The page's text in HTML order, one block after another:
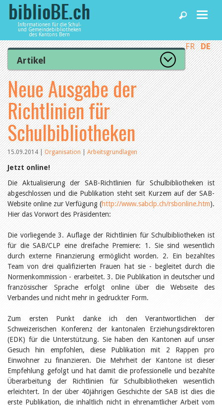
Informationen für die Schul-
und Gemeindebibliotheken
des Kantons Bern
Home
News und Fachbeiträge
Bibliotheken
Agenda
Dienstleistungen
biblioBE nutzen
FR DE
Artikel
Zur Artikelübersicht
Lesenswert
Gut bewertet
Kategorien
Aus dem Amt für Kultur
Aus der Kommission
Aus den Bibliotheken
Organisation
Raum und Infrastruktur
Bestand
Benutzung
Finanzen
Personal
Qualitätsmanagement
Recht und Politik
Leseförderung
Aus aller Welt
Verschiedenes
Tags
Aus- und Weiterbildung
Veranstaltungen
Bibliothek und Schule
Bibliotheksförderung
Zielpublikum Kinder und
Jugendliche
Einmalige Beiträge
Bibliotheksangebote
Bibliosuisse
Kantonale
Unterstützungsbeiträge
Rezensionen
Schweizer Literatur
Neue Ausgabe der
Richtlinien für
Schulbibliotheken
15.09.2014|Organisation|Arbeitsgrundlagen
Jetzt online!
Die Aktualisierung der SAB-Richtlinien für Schulbibliotheken ist
abgeschlossen und die Publikation steht seit Kurzem auf der SAB-
Website online zur Verfügung (http://www.sabclp.ch/rsbonline.htm).
Hier das Vorwort des Präsidenten:
Die vorliegende 3. Auflage der Richtlinien für Schulbibliotheken ist
für die SAB/CLP eine dreifache Premiere: 1. Sie sind wesentlich
durch externe Finanzierung ermöglicht worden. 2. Ein bezahltes
Team von drei qualifizierten Frauen hat sie - begleitet durch die
Normenkommission - erarbeitet. 3. Die Publikation in deutscher und
französischer Sprache erfolgt online über die Webseite des
Verbandes und nicht mehr in gedruckter Form.
Zum ersten Punkt danke ich den Verantwortlichen der
Schweizerischen Konferenz der kantonalen Erziehungsdirektoren
(EDK) für die Unterstützung. Sie haben den Kantonen auf unser
Gesuch hin empfohlen, diese Publikation mit 2 Rappen pro
Einwohner zu finanzieren. Die Mehrheit der Kantone ist dieser
Empfehlung gefolgt und hat damit die professionelle und bezahlte
Überarbeitung der Richtlinien für Schulbibliotheken wesentlich
erleichtert. In der über 40jährigen Geschichte der SAB ist dies die
erste Publikation, die inhaltlich nicht in ehrenamtlicher Arbeit vom